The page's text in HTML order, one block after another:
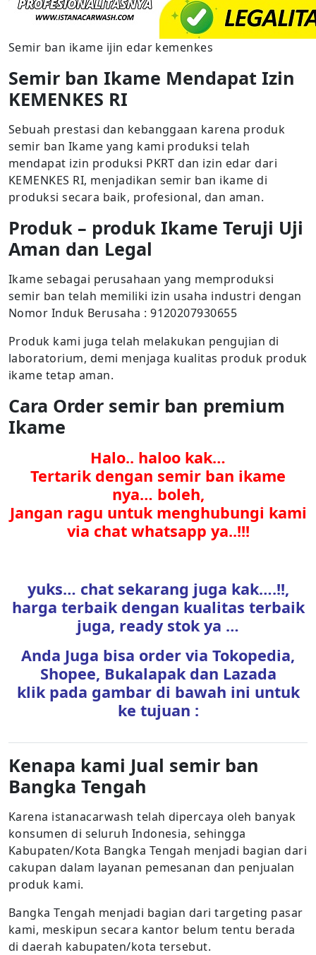
Semir ban ikame ijin edar kemenkes
Semir ban Ikame Mendapat Izin
KEMENKES RI
Sebuah prestasi dan kebanggaan karena produk
semir ban Ikame yang kami produksi telah
mendapat izin produksi PKRT dan izin edar dari
KEMENKES RI, menjadikan semir ban ikame di
produksi secara baik, profesional, dan aman.
Produk – produk Ikame Teruji Uji
Aman dan Legal
Ikame sebagai perusahaan yang memproduksi
semir ban telah memiliki izin usaha industri dengan
Nomor Induk Berusaha : 9120207930655
Produk kami juga telah melakukan pengujian di
laboratorium, demi menjaga kualitas produk produk
ikame tetap aman.
Cara Order semir ban premium
Ikame
Halo.. haloo kak…
Tertarik dengan semir ban ikame
nya… boleh,
Jangan ragu untuk menghubungi kami
via chat whatsapp ya..!!!
yuks… chat sekarang juga kak….!!,
harga terbaik dengan kualitas terbaik
juga, ready stok ya …
Anda Juga bisa order via Tokopedia,
Shopee, Bukalapak dan Lazada
klik pada gambar di bawah ini untuk
ke tujuan :
Kenapa kami Jual semir ban
Bangka Tengah
Karena istanacarwash telah dipercaya oleh banyak
konsumen di seluruh Indonesia, sehingga
Kabupaten/Kota Bangka Tengah menjadi bagian dari
cakupan dalam layanan pemesanan dan penjualan
produk kami.
Bangka Tengah menjadi bagian dari targeting pasar
kami, meskipun secara kantor belum tentu berada
di daerah kabupaten/kota tersebut.